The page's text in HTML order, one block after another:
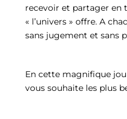
recevoir et partager en
« l’univers » offre. A
sans jugement et sans
En cette magnifique
vous souhaite les plus